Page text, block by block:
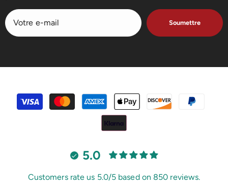
Soumettre
Méthodes
de
paiement
5.0
Customers rate us 5.0/5 based on 850 reviews.